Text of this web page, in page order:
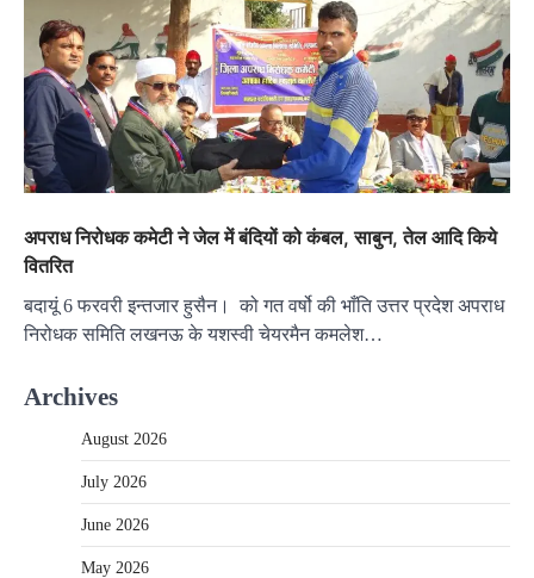
अपराध निरोधक कमेटी ने जेल में बंदियों को कंबल, साबुन, तेल आदि किये
वितरित
बदायूं 6 फरवरी इन्तजार हुसैन। को गत वर्षो की भाँति उत्तर प्रदेश अपराध
निरोधक समिति लखनऊ के यशस्वी चेयरमैन कमलेश…
Archives
August 2026
July 2026
June 2026
May 2026